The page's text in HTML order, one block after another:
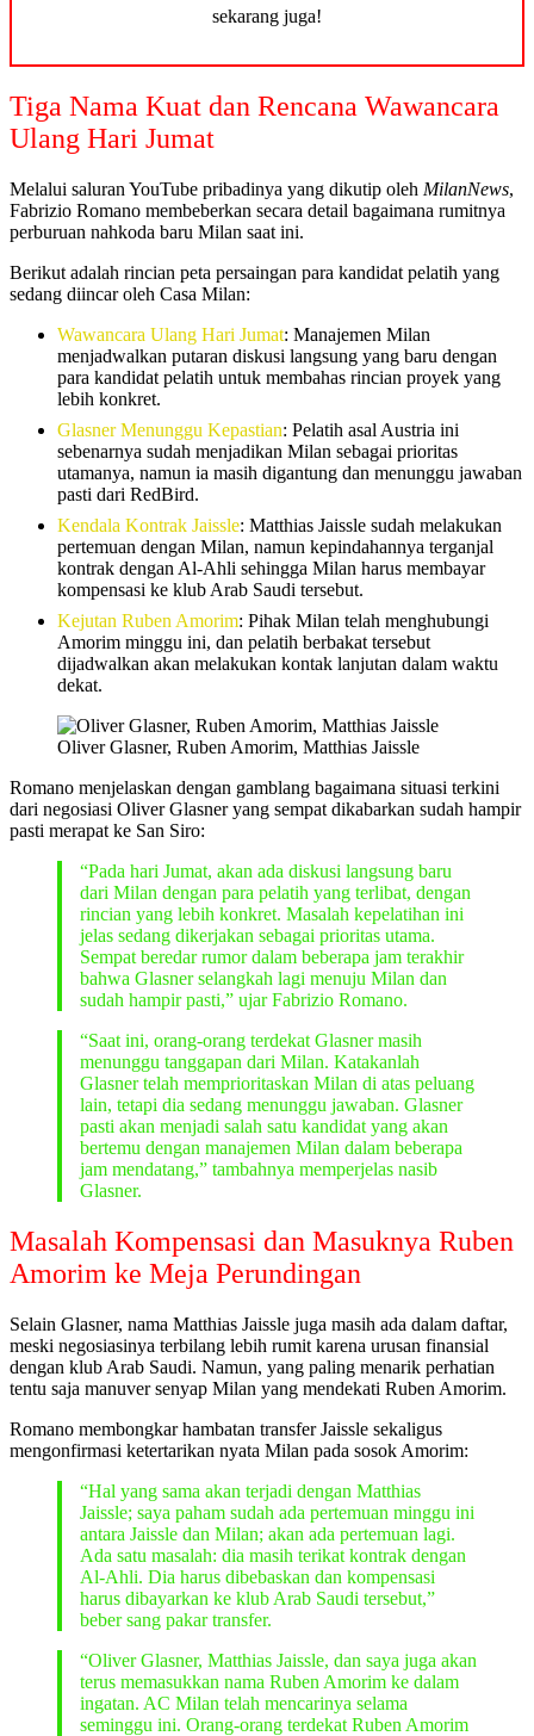
sekarang juga!
Tiga Nama Kuat dan Rencana Wawancara
Ulang Hari Jumat
Melalui saluran YouTube pribadinya yang dikutip oleh MilanNews,
Fabrizio Romano membeberkan secara detail bagaimana rumitnya
perburuan nahkoda baru Milan saat ini.
Berikut adalah rincian peta persaingan para kandidat pelatih yang
sedang diincar oleh Casa Milan:
Wawancara Ulang Hari Jumat: Manajemen Milan
menjadwalkan putaran diskusi langsung yang baru dengan
para kandidat pelatih untuk membahas rincian proyek yang
lebih konkret.
Glasner Menunggu Kepastian: Pelatih asal Austria ini
sebenarnya sudah menjadikan Milan sebagai prioritas
utamanya, namun ia masih digantung dan menunggu jawaban
pasti dari RedBird.
Kendala Kontrak Jaissle: Matthias Jaissle sudah melakukan
pertemuan dengan Milan, namun kepindahannya terganjal
kontrak dengan Al-Ahli sehingga Milan harus membayar
kompensasi ke klub Arab Saudi tersebut.
Kejutan Ruben Amorim: Pihak Milan telah menghubungi
Amorim minggu ini, dan pelatih berbakat tersebut
dijadwalkan akan melakukan kontak lanjutan dalam waktu
dekat.
Oliver Glasner, Ruben Amorim, Matthias Jaissle
Romano menjelaskan dengan gamblang bagaimana situasi terkini
dari negosiasi Oliver Glasner yang sempat dikabarkan sudah hampir
pasti merapat ke San Siro:
“Pada hari Jumat, akan ada diskusi langsung baru
dari Milan dengan para pelatih yang terlibat, dengan
rincian yang lebih konkret. Masalah kepelatihan ini
jelas sedang dikerjakan sebagai prioritas utama.
Sempat beredar rumor dalam beberapa jam terakhir
bahwa Glasner selangkah lagi menuju Milan dan
sudah hampir pasti,” ujar Fabrizio Romano.
“Saat ini, orang-orang terdekat Glasner masih
menunggu tanggapan dari Milan. Katakanlah
Glasner telah memprioritaskan Milan di atas peluang
lain, tetapi dia sedang menunggu jawaban. Glasner
pasti akan menjadi salah satu kandidat yang akan
bertemu dengan manajemen Milan dalam beberapa
jam mendatang,” tambahnya memperjelas nasib
Glasner.
Masalah Kompensasi dan Masuknya Ruben
Amorim ke Meja Perundingan
Selain Glasner, nama Matthias Jaissle juga masih ada dalam daftar,
meski negosiasinya terbilang lebih rumit karena urusan finansial
dengan klub Arab Saudi. Namun, yang paling menarik perhatian
tentu saja manuver senyap Milan yang mendekati Ruben Amorim.
Romano membongkar hambatan transfer Jaissle sekaligus
mengonfirmasi ketertarikan nyata Milan pada sosok Amorim:
“Hal yang sama akan terjadi dengan Matthias
Jaissle; saya paham sudah ada pertemuan minggu ini
antara Jaissle dan Milan; akan ada pertemuan lagi.
Ada satu masalah: dia masih terikat kontrak dengan
Al-Ahli. Dia harus dibebaskan dan kompensasi
harus dibayarkan ke klub Arab Saudi tersebut,”
beber sang pakar transfer.
“Oliver Glasner, Matthias Jaissle, dan saya juga akan
terus memasukkan nama Ruben Amorim ke dalam
ingatan. AC Milan telah mencarinya selama
seminggu ini. Orang-orang terdekat Ruben Amorim